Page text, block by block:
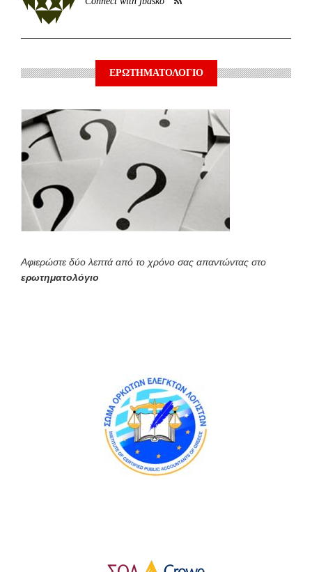
ΕΡΩΤΗΜΑΤΟΛΟΓΙΟ
Αφιερώστε δύο λεπτά από το χρόνο σας απαντώντας στο
ερωτηματολόγιο